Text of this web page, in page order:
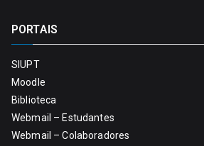
PORTAIS
SIUPT
Moodle
Biblioteca
Webmail – Estudantes
Webmail – Colaboradores